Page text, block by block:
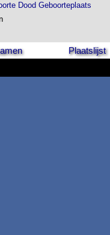
Dood Geboorteplaats
Plaatslijst